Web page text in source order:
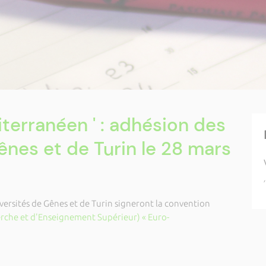
' : adhésion des
et de Turin le 28 mars
de Gênes et de Turin signeront la convention
et d'Enseignement Supérieur) « Euro-